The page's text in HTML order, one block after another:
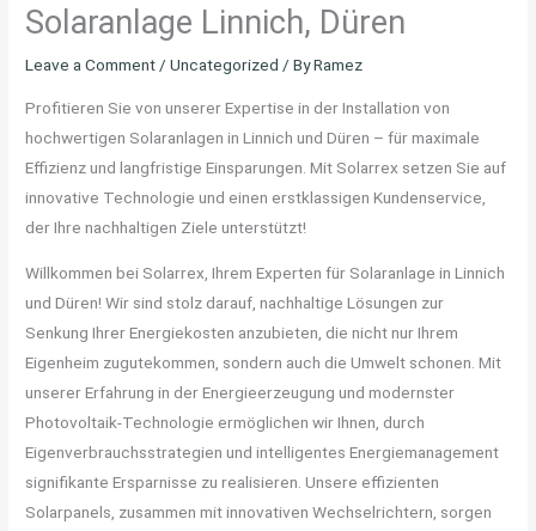
Solaranlage Linnich, Düren
Leave a Comment /Uncategorized / ByRamez
Profitieren Sie von unserer Expertise in der Installation von
hochwertigen Solaranlagen in Linnich und Düren – für maximale
Effizienz und langfristige Einsparungen. Mit Solarrex setzen Sie auf
innovative Technologie und einen erstklassigen Kundenservice,
der Ihre nachhaltigen Ziele unterstützt!
Willkommen bei Solarrex, Ihrem Experten für Solaranlage in Linnich
und Düren! Wir sind stolz darauf, nachhaltige Lösungen zur
Senkung Ihrer Energiekosten anzubieten, die nicht nur Ihrem
Eigenheim zugutekommen, sondern auch die Umwelt schonen. Mit
unserer Erfahrung in der Energieerzeugung und modernster
Photovoltaik-Technologie ermöglichen wir Ihnen, durch
Eigenverbrauchsstrategien und intelligentes Energiemanagement
signifikante Ersparnisse zu realisieren. Unsere effizienten
Solarpanels, zusammen mit innovativen Wechselrichtern, sorgen